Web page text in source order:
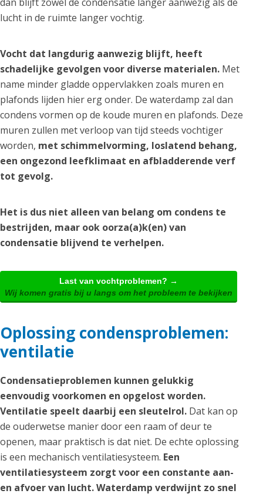
lucht in de ruimte langer vochtig.
Vocht dat langdurig aanwezig blijft, heeft
schadelijke gevolgen voor diverse materialen. Met
name minder gladde oppervlakken zoals muren en
plafonds lijden hier erg onder. De waterdamp zal dan
condens vormen op de koude muren en plafonds. Deze
muren zullen met verloop van tijd steeds vochtiger
worden, met schimmelvorming, loslatend behang,
een ongezond leefklimaat en afbladderende verf
tot gevolg.
Het is dus niet alleen van belang om condens te
bestrijden, maar ook oorza(a)k(en) van
condensatie blijvend te verhelpen.
Last van vochtproblemen? →
Wij komen gratis bij u langs om het probleem te bekijken
Oplossing condensproblemen:
ventilatie
Condensatieproblemen kunnen gelukkig
eenvoudig voorkomen en opgelost worden.
Ventilatie speelt daarbij een sleutelrol. Dat kan op
de ouderwetse manier door een raam of deur te
openen, maar praktisch is dat niet. De echte oplossing
is een mechanisch ventilatiesysteem. Een
ventilatiesysteem zorgt voor een constante aan-
en afvoer van lucht. Waterdamp verdwijnt zo snel